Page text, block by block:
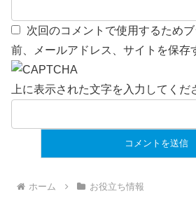
次回のコメントで使用するため
前、メールアドレス、サイトを保存
上に表示された文字を入力してくだ
ホーム お役立ち情報